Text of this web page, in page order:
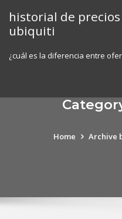
content
historial de
ubiquiti
¿cuál es la diferencia entre
Home Archive